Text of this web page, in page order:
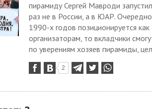
пирамиду Сергей Мавроди
раз не в России, а в ЮАР.
1990-х годов позиционируется
организаторам, то вкладчики
по уверениям хозяев пирамиды,
2